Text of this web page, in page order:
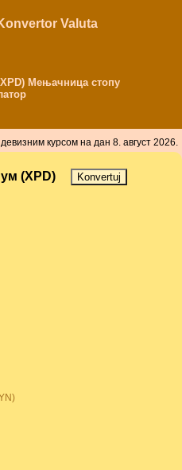
Valuta
Мењачница стопу
курсом нa дaн 8. август 2026.
(XPD)